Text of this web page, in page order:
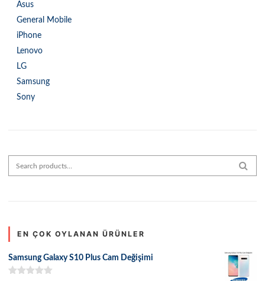
Asus
General Mobile
iPhone
Lenovo
LG
Samsung
Sony
Search for:
EN ÇOK OYLANAN ÜRÜNLER
Samsung Galaxy S10 Plus Cam Değişimi